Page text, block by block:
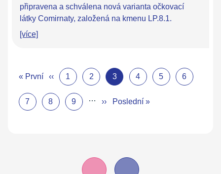
připravena a schválena nová varianta očkovací
látky Comirnaty, založená na kmenu LP.8.1.
[více]
« První ‹‹ 1 2 3 4 5 6
7 8 9 … ›› Poslední »